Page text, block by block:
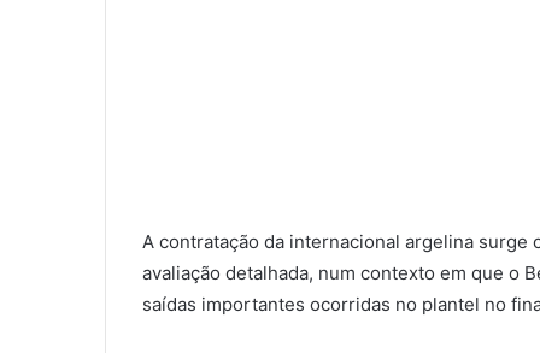
A contratação da internacional argelina
avaliação detalhada, num contexto em que o
saídas importantes ocorridas no plantel no